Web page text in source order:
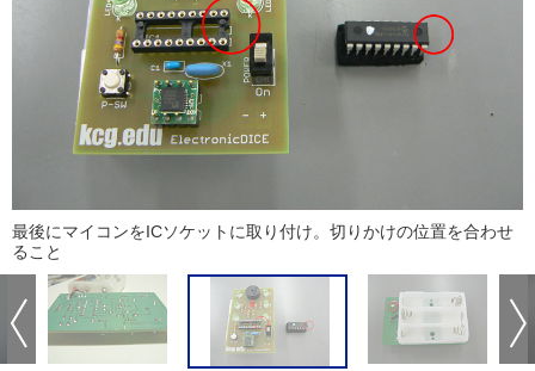
最後にマイコンをICソケットに取り付け。切りかけの位置を合わせ
ること